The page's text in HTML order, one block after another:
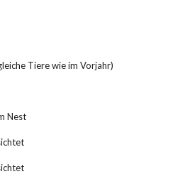
Tiere wie im Vorjahr)
Nest